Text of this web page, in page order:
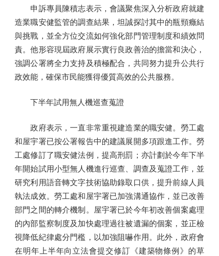
申訴專員陳積志表示，會議聚焦深入分析政府就建
造業職安健監管的調查結果，坦誠探討其中的瓶頸癥結
與挑戰，並全方位交流如何強化部門管理制度和績效問
責。他形容現屆政府展示實行良政善治的擔當和決心，
強調公署將全力支持及積極配合，共同努力提升公共行
政效能，確保市民能獲得優質高效的公共服務。
下半年試用無人機巡查蒐證
政府表示，一直非常重視建造業的職安健。勞工處
和屋宇署已按公署報告中的建議展開多項跟進工作。勞
工處修訂了職安健法例，提高刑罰；亦計劃於今年下半
年開始試用小型無人機進行巡查、調查及蒐證工作，並
研究利用語音轉文字技術協助錄取口供，提升前線人員
執法成效。勞工處和屋宇署已加強溝通協作，並已改善
部門之間的轉介機制。屋宇署已於今年初改善個案處理
的內部監察制度及加快處理過往被遺漏的個案，並正檢
視降低紀律處分門檻，以加強阻嚇作用。此外，政府會
在明年上半年向立法會提交修訂《建築物條例》的草